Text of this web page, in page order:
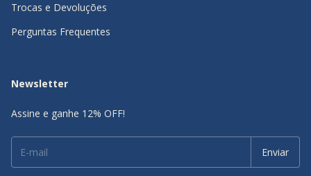
Trocas e Devoluções
Perguntas Frequentes
Newsletter
Assine e ganhe 12% OFF!